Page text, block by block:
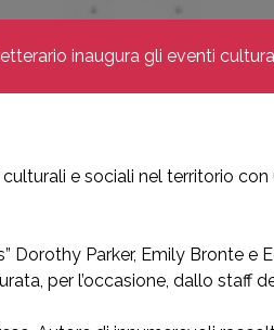
inaugura gli eventi
e sociali nel territorio
Dorothy Parker, Emily Bronte e
per l’occasione, dallo staff